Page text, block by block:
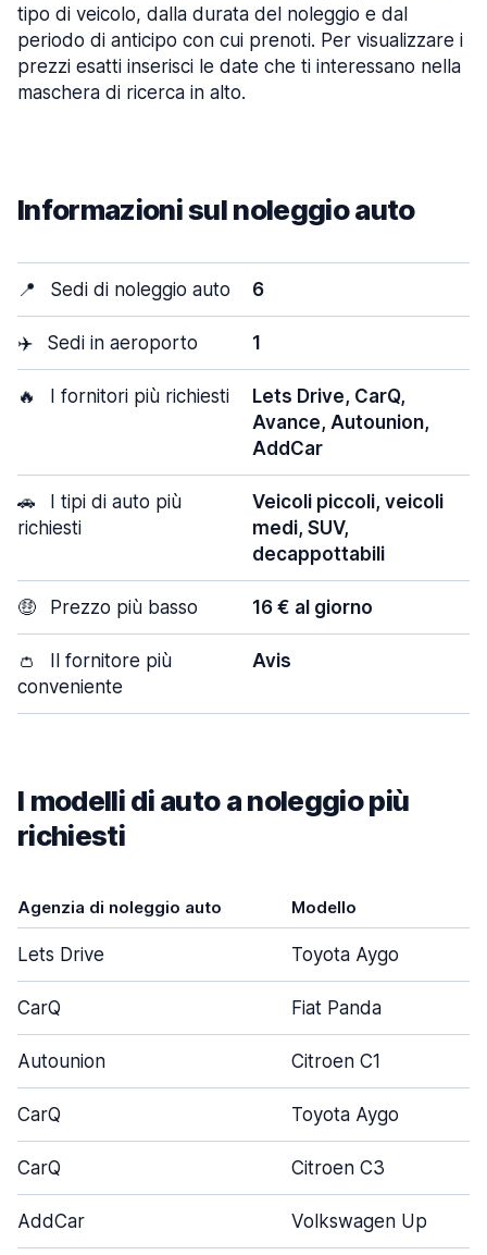
tipo di veicolo, dalla durata del noleggio e dal
periodo di anticipo con cui prenoti. Per visualizzare i
prezzi esatti inserisci le date che ti interessano nella
maschera di ricerca in alto.
Informazioni sul noleggio auto
📍 Sedi di noleggio auto 6
✈️ Sedi in aeroporto 1
🔥 I fornitori più richiesti
Lets Drive, CarQ,
Avance, Autounion,
AddCar
🚗
I tipi di auto più
richiesti
Veicoli piccoli, veicoli
medi, SUV,
decappottabili
🤑 Prezzo più basso 16 € al giorno
👛
Il fornitore più
conveniente
Avis
I modelli di auto a noleggio più
richiesti
Agenzia di noleggio auto Modello
Lets Drive Toyota Aygo
CarQ Fiat Panda
Autounion Citroen C1
CarQ Toyota Aygo
CarQ Citroen C3
AddCar Volkswagen Up